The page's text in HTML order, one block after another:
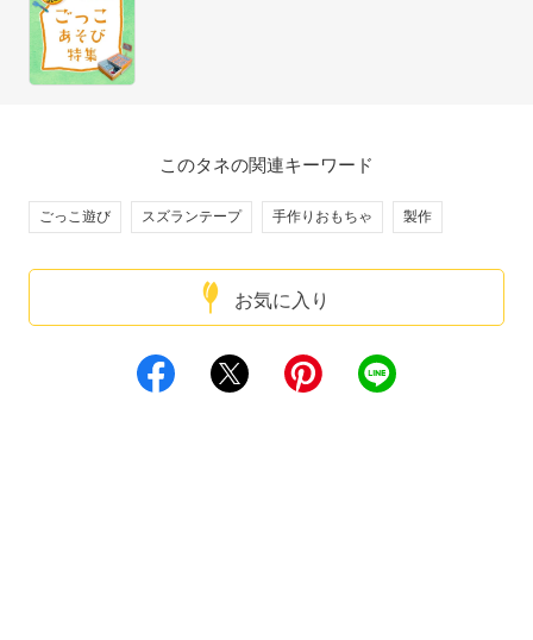
お気に入り
このタネの関連キーワード
ごっこ遊び スズランテープ 手作りおもちゃ 製作